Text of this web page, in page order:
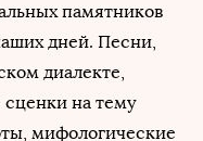
памятников
дней. Песни,
диалекте,
на тему
мифологические